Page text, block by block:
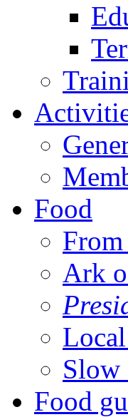
Food
Ark
Slow
Food